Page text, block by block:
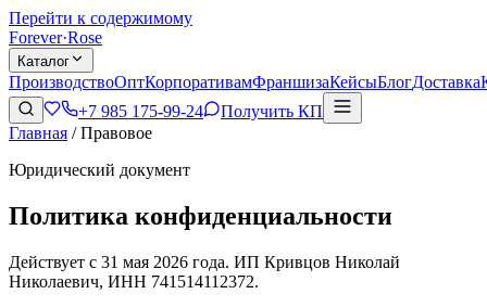
Перейти к содержимому
Forever·Rose
Каталог
ПроизводствоОптКорпоративамФраншизаКейсыБлогДоставка
+7 985 175-99-24
Получить КП
Главная /Правовое
Юридический документ
Политика конфиденциальности
Действует с 31 мая 2026 года. ИП Кривцов Николай
Николаевич, ИНН 741514112372.